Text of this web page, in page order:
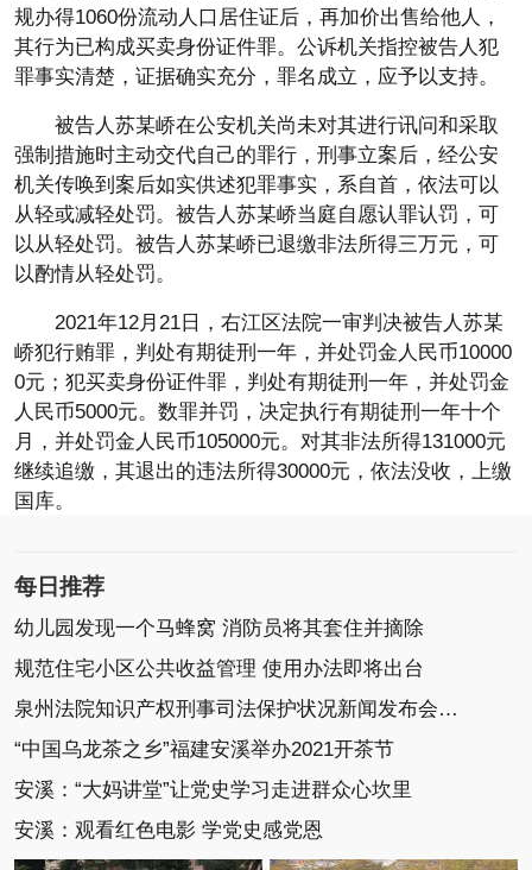
规办得1060份流动人口居住证后，再加价出售给他人，
其行为已构成买卖身份证件罪。公诉机关指控被告人犯
罪事实清楚，证据确实充分，罪名成立，应予以支持。
被告人苏某峤在公安机关尚未对其进行讯问和采取
强制措施时主动交代自己的罪行，刑事立案后，经公安
机关传唤到案后如实供述犯罪事实，系自首，依法可以
从轻或减轻处罚。被告人苏某峤当庭自愿认罪认罚，可
以从轻处罚。被告人苏某峤已退缴非法所得三万元，可
以酌情从轻处罚。
2021年12月21日，右江区法院一审判决被告人苏某
峤犯行贿罪，判处有期徒刑一年，并处罚金人民币10000
0元；犯买卖身份证件罪，判处有期徒刑一年，并处罚金
人民币5000元。数罪并罚，决定执行有期徒刑一年十个
月，并处罚金人民币105000元。对其非法所得131000元
继续追缴，其退出的违法所得30000元，依法没收，上缴
国库。
每日推荐
幼儿园发现一个马蜂窝 消防员将其套住并摘除
规范住宅小区公共收益管理 使用办法即将出台
泉州法院知识产权刑事司法保护状况新闻发布会召开
“中国乌龙茶之乡”福建安溪举办2021开茶节
安溪：“大妈讲堂”让党史学习走进群众心坎里
安溪：观看红色电影 学党史感党恩